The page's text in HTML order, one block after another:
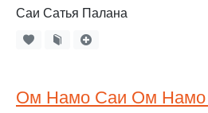
Саи Сатья Палана
Ом Намо Саи Ом Намо